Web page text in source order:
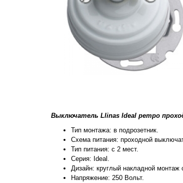
Выключатель Llinas Ideal ретро
Тип монтажа: в подрозетник.
Схема питания: проходной
Тип питания: с 2 мест.
Серия: Ideal.
Дизайн: круглый накладной
Напряжение: 250 Вольт.